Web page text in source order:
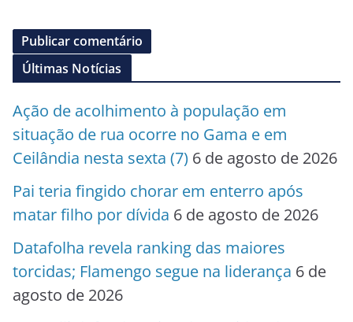
Últimas Notícias
Ação de acolhimento à população em
situação de rua ocorre no Gama e em
Ceilândia nesta sexta (7) 6 de agosto de 2026
Pai teria fingido chorar em enterro após
matar filho por dívida 6 de agosto de 2026
Datafolha revela ranking das maiores
torcidas; Flamengo segue na liderança 6 de
agosto de 2026